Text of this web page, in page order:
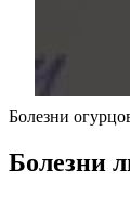
Болезни
Болезни